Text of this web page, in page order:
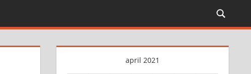
april 2021